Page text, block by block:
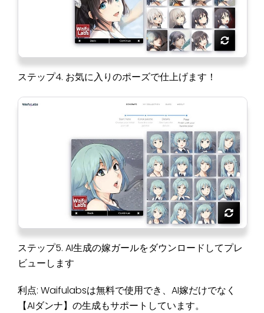
ステップ4. お気に入りのポーズで仕上げます！
ステップ5. AI生成の嫁ガールをダウンロードしてプレ
ビューします
利点: Waifulabsは無料で使用でき、AI嫁だけでなく
【AIダンナ】の生成もサポートしています。